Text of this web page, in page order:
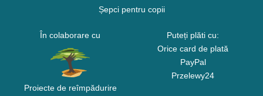
Șepci pentru copii
În colaborare cu
Proiecte de reîmpădurire
Puteți plăti cu:
Orice card de plată
PayPal
Przelewy24